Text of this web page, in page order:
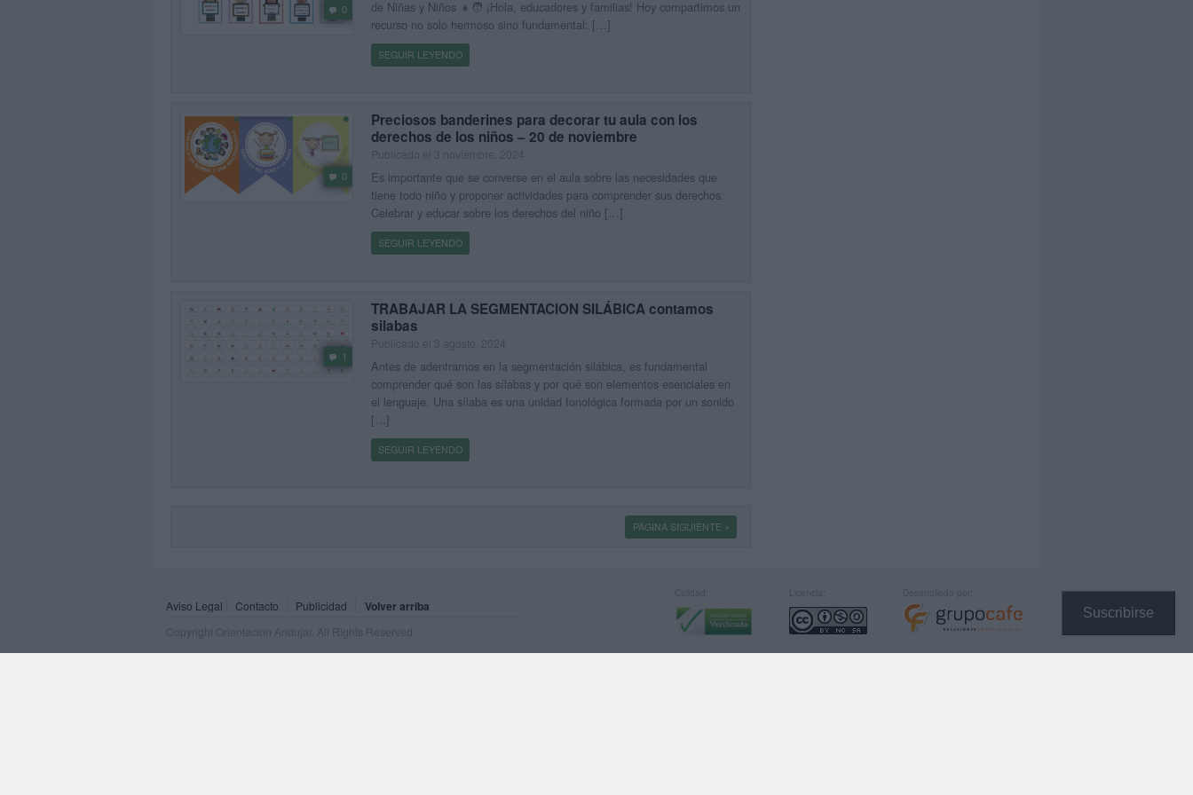
Suscribirse
0
de Niñas y Niños 👧🧑 ¡Hola, educadores y familias! Hoy compartimos un
recurso no solo hermoso sino fundamental: […]
SEGUIR LEYENDO
0
Preciosos banderines para decorar tu aula con los
derechos de los niños – 20 de noviembre
Es importante que se converse en el aula sobre las necesidades que
tiene todo niño y proponer actividades para comprender sus derechos.
Celebrar y educar sobre los derechos del niño […]
SEGUIR LEYENDO
1
TRABAJAR LA SEGMENTACION SILÁBICA contamos
silabas
Antes de adentrarnos en la segmentación silábica, es fundamental
comprender qué son las sílabas y por qué son elementos esenciales en
el lenguaje. Una sílaba es una unidad fonológica formada por un sonido
[…]
SEGUIR LEYENDO
PÁGINA SIGUIENTE »
Aviso Legal Contacto Publicidad Volver arriba